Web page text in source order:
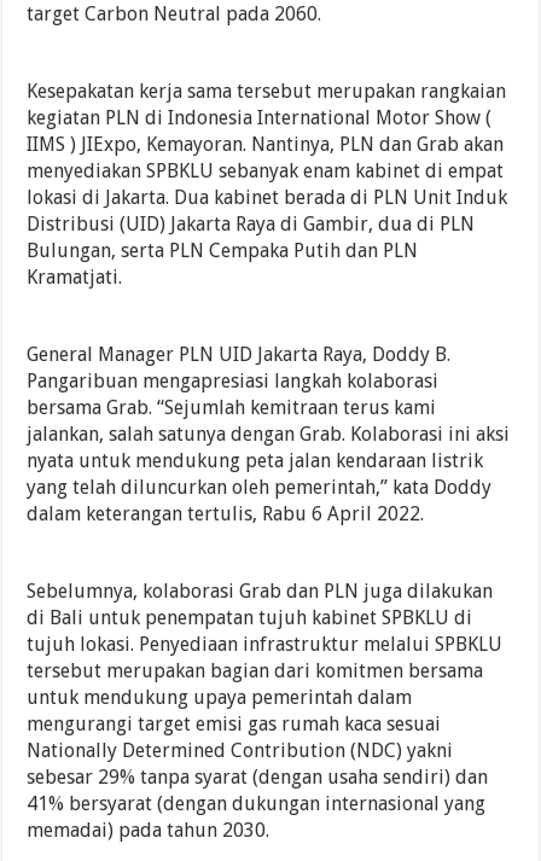
target Carbon Neutral pada 2060.
Kesepakatan kerja sama tersebut merupakan rangkaian
kegiatan PLN di Indonesia International Motor Show (
IIMS ) JIExpo, Kemayoran. Nantinya, PLN dan Grab akan
menyediakan SPBKLU sebanyak enam kabinet di empat
lokasi di Jakarta. Dua kabinet berada di PLN Unit Induk
Distribusi (UID) Jakarta Raya di Gambir, dua di PLN
Bulungan, serta PLN Cempaka Putih dan PLN
Kramatjati.
General Manager PLN UID Jakarta Raya, Doddy B.
Pangaribuan mengapresiasi langkah kolaborasi
bersama Grab. “Sejumlah kemitraan terus kami
jalankan, salah satunya dengan Grab. Kolaborasi ini aksi
nyata untuk mendukung peta jalan kendaraan listrik
yang telah diluncurkan oleh pemerintah,” kata Doddy
dalam keterangan tertulis, Rabu 6 April 2022.
Sebelumnya, kolaborasi Grab dan PLN juga dilakukan
di Bali untuk penempatan tujuh kabinet SPBKLU di
tujuh lokasi. Penyediaan infrastruktur melalui SPBKLU
tersebut merupakan bagian dari komitmen bersama
untuk mendukung upaya pemerintah dalam
mengurangi target emisi gas rumah kaca sesuai
Nationally Determined Contribution (NDC) yakni
sebesar 29% tanpa syarat (dengan usaha sendiri) dan
41% bersyarat (dengan dukungan internasional yang
memadai) pada tahun 2030.